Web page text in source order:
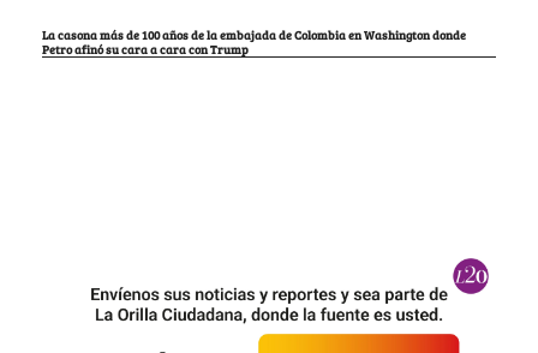
La casona más de 100 años de la embajada de Colombia en Washington donde
Petro afinó su cara a cara con Trump